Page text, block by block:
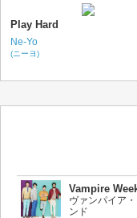
Play Hard
Ne-Yo
(ニーヨ)
Vampire
ヴァンパイア
ンド